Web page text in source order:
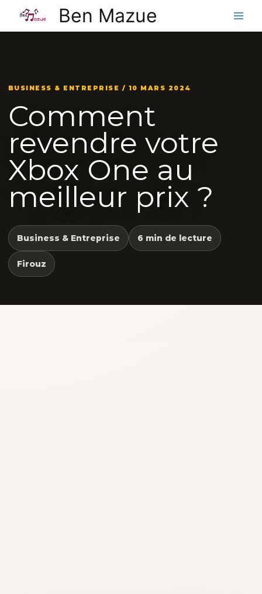
contenu
Ben Mazue
BUSINESS & ENTREPRISE / 10 MARS 2024
Comment
revendre votre
Xbox One au
meilleur prix ?
Business & Entreprise 6 min de lecture
Firouz